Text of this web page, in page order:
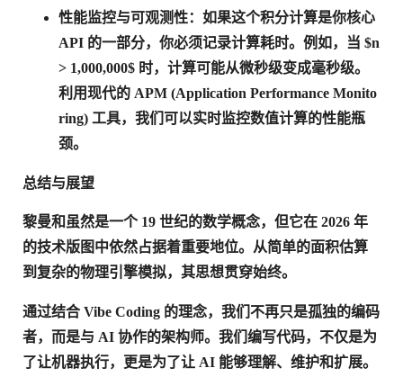
性能监控与可观测性：如果这个积分计算是你核心
API 的一部分，你必须记录计算耗时。例如，当 $n
> 1,000,000$ 时，计算可能从微秒级变成毫秒级。
利用现代的 APM (Application Performance Monito
ring) 工具，我们可以实时监控数值计算的性能瓶
颈。
总结与展望
黎曼和虽然是一个 19 世纪的数学概念，但它在 2026 年
的技术版图中依然占据着重要地位。从简单的面积估算
到复杂的物理引擎模拟，其思想贯穿始终。
通过结合 Vibe Coding 的理念，我们不再只是孤独的编码
者，而是与 AI 协作的架构师。我们编写代码，不仅是为
了让机器执行，更是为了让 AI 能够理解、维护和扩展。